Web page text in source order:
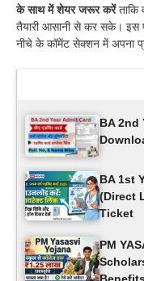
के साथ में शेयर जरूर करेंताकि
तैयारी आसानी से कर सके। इस
नीचे के कॉमेंट सेक्शन में अपना
BA 2nd
BA 1st
(Direct
Ticket
PM